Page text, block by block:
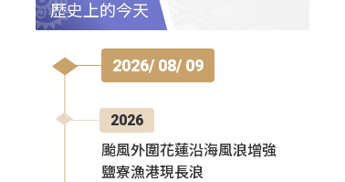
歷史上的今天
2026/ 08/ 09
2026
颱風外圍花蓮沿海風浪增強
鹽寮漁港現長浪